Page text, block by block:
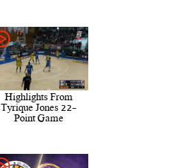
Highlights From
Tyrique Jones 22-
Point Game